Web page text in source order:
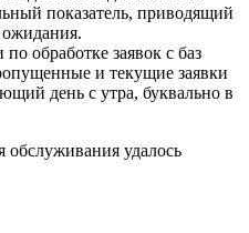
показатель, приводящий
ожидания.
обработке заявок с баз
и текущие заявки
день с утра, буквально в
обслуживания удалось